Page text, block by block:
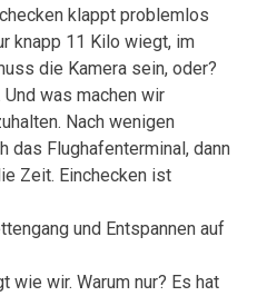
klappt problemlos
knapp 11 Kilo wiegt, im
die Kamera sein, oder?
was machen wir
Nach wenigen
das Flughafenterminal, dann
Zeit. Einchecken ist
und Entspannen auf
wir. Warum nur? Es hat